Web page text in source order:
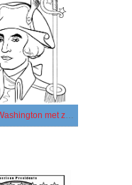
George Washington met zwaard